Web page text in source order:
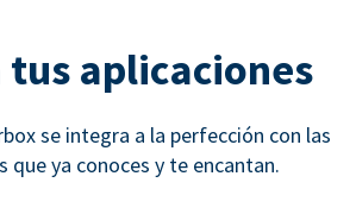
aplicaciones
se integra a la perfección con las
que ya conoces y te encantan.